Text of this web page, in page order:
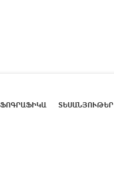
ՏԵՍԱՆՅՈՒԹԵՐ